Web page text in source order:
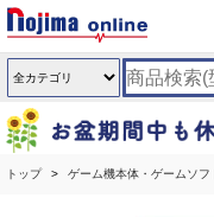
トップ ゲーム機本体・ゲームソフ